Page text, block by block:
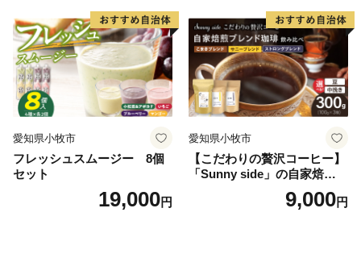
愛知県小牧市
フレッシュスムージー 8個
セット
19,000円
愛知県小牧市
【こだわりの贅沢コーヒー】
「Sunny side」の自家焙煎珈
琲ブレンド珈琲飲み比べセッ
9,000円